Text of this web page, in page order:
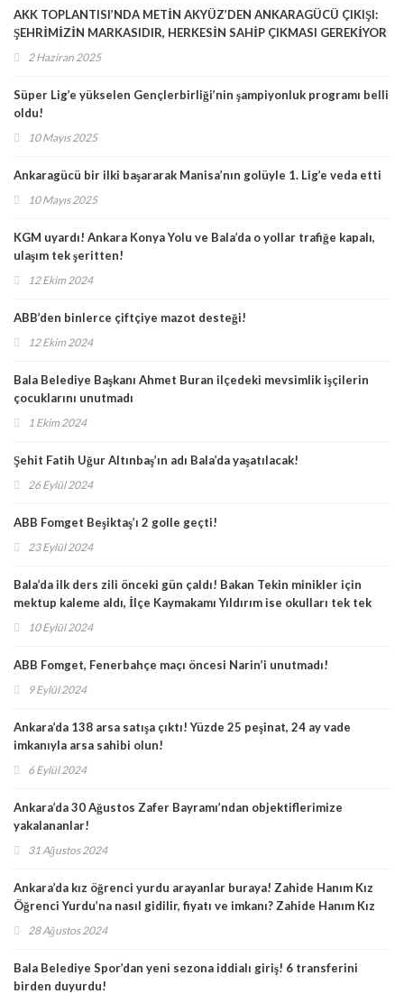
AKK TOPLANTISI’NDA METİN AKYÜZ’DEN ANKARAGÜCÜ ÇIKIŞI:
ŞEHRİMİZİN MARKASIDIR, HERKESİN SAHİP ÇIKMASI GEREKİYOR
2 Haziran 2025
Süper Lig’e yükselen Gençlerbirliği’nin şampiyonluk programı belli
oldu!
10 Mayıs 2025
Ankaragücü bir ilki başararak Manisa’nın golüyle 1. Lig’e veda etti
10 Mayıs 2025
KGM uyardı! Ankara Konya Yolu ve Bala’da o yollar trafiğe kapalı,
ulaşım tek şeritten!
12 Ekim 2024
ABB’den binlerce çiftçiye mazot desteği!
12 Ekim 2024
Bala Belediye Başkanı Ahmet Buran ilçedeki mevsimlik işçilerin
çocuklarını unutmadı
1 Ekim 2024
Şehit Fatih Uğur Altınbaş’ın adı Bala’da yaşatılacak!
26 Eylül 2024
ABB Fomget Beşiktaş’ı 2 golle geçti!
23 Eylül 2024
Bala’da ilk ders zili önceki gün çaldı! Bakan Tekin minikler için
mektup kaleme aldı, İlçe Kaymakamı Yıldırım ise okulları tek tek
ziyaret etti!
10 Eylül 2024
ABB Fomget, Fenerbahçe maçı öncesi Narin’i unutmadı!
9 Eylül 2024
Ankara’da 138 arsa satışa çıktı! Yüzde 25 peşinat, 24 ay vade
imkanıyla arsa sahibi olun!
6 Eylül 2024
Ankara’da 30 Ağustos Zafer Bayramı’ndan objektiflerimize
yakalananlar!
31 Ağustos 2024
Ankara’da kız öğrenci yurdu arayanlar buraya! Zahide Hanım Kız
Öğrenci Yurdu’na nasıl gidilir, fiyatı ve imkanı? Zahide Hanım Kız
Öğrenci Yurdu Necatibey ve Kurtuluş şubesi yol tarifi!
28 Ağustos 2024
Bala Belediye Spor’dan yeni sezona iddialı giriş! 6 transferini
birden duyurdu!